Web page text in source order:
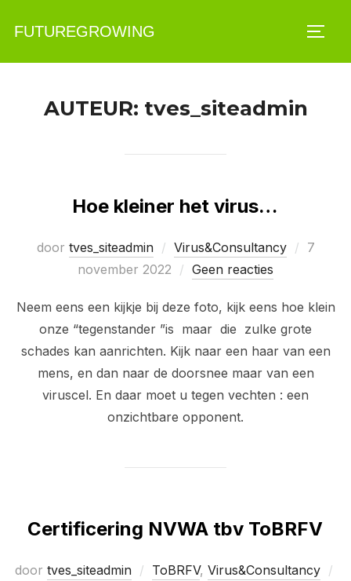
naarFUTUREGROWING
AUTEUR: tves_siteadmin
Hoe kleiner het virus…
door tves_siteadmin Virus&Consultancy
7
november 2022
Geen reacties
Neem eens een kijkje bij deze foto, kijk eens hoe klein
onze “tegenstander ”is maar die zulke grote
schades kan aanrichten. Kijk naar een haar van een
mens, en dan naar de doorsnee maar van een
viruscel. En daar moet u tegen vechten : een
onzichtbare opponent.
Certificering NVWA tbv ToBRFV
door tves_siteadmin ToBRFV, Virus&Consultancy